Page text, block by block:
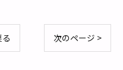
次のページ >